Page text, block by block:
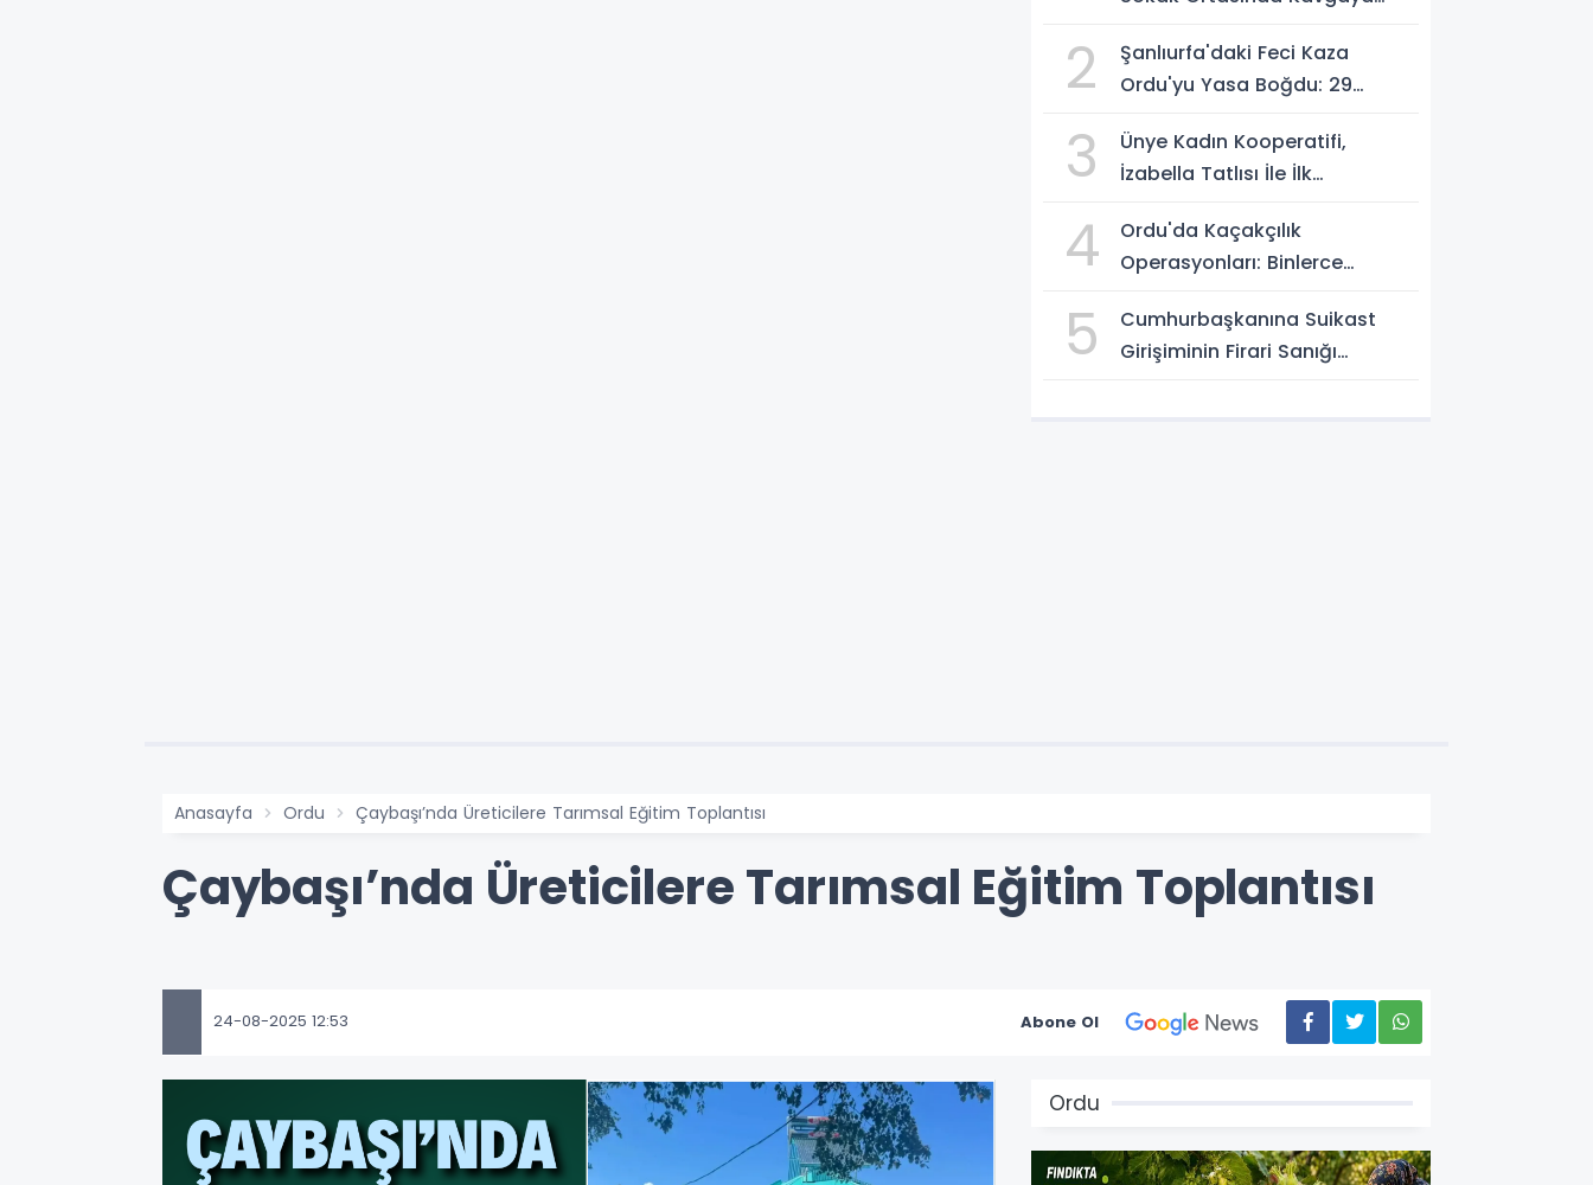
2
Şanlıurfa'daki Feci Kaza
Ordu'yu Yasa Boğdu: 29
Yaşamını Yitirdi
3
Ünye Kadın Kooperatifi,
İzabella Tatlısı İle İlk
Oldu!
4
Ordu'da Kaçakçılık
Operasyonları: Binlerce
Ele Geçirildi
5
Cumhurbaşkanına Suikast
Girişiminin Firari Sanığı
Anasayfa Ordu Çaybaşı’nda Üreticilere Tarımsal Eğitim Toplantısı
Çaybaşı’nda Üreticilere Tarımsal Eğitim Toplantısı
24-08-2025 12:53 Abone Ol
Ordu